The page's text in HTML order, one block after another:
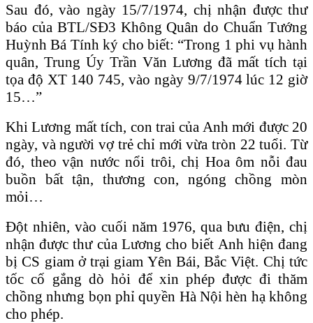
Sau đó, vào ngày 15/7/1974, chị nhận được thư
báo của BTL/SĐ3 Không Quân do Chuẩn Tướng
Huỳnh Bá Tính ký cho biết: “Trong 1 phi vụ hành
quân, Trung Úy Trần Văn Lương đã mất tích tại
tọa độ XT 140 745, vào ngày 9/7/1974 lúc 12 giờ
15…”
Khi Lương mất tích, con trai của Anh mới được 20
ngày, và người vợ trẻ chỉ mới vừa tròn 22 tuổi. Từ
đó, theo vận nước nổi trôi, chị Hoa ôm nỗi đau
buồn bất tận, thương con, ngóng chồng mòn
mỏi…
Đột nhiên, vào cuối năm 1976, qua bưu điện, chị
nhận được thư của Lương cho biết Anh hiện đang
bị CS giam ở trại giam Yên Bái, Bắc Việt. Chị tức
tốc cố gắng dò hỏi để xin phép được đi thăm
chồng nhưng bọn phỉ quyền Hà Nội hèn hạ không
cho phép.